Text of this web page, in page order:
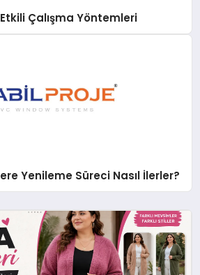
Etkili Çalışma Yöntemleri
Yenileme Süreci Nasıl İlerler?